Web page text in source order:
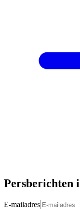
Persberichten
E-mailadres